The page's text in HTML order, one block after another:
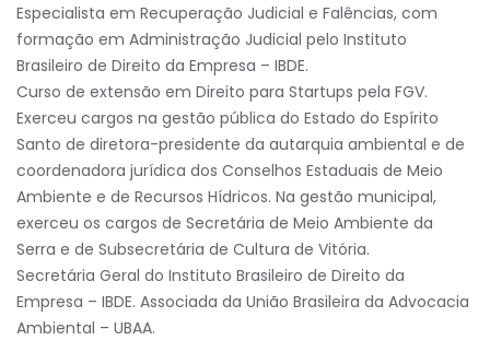
Especialista em Recuperação Judicial e Falências, com
formação em Administração Judicial pelo Instituto
Brasileiro de Direito da Empresa – IBDE.
Curso de extensão em Direito para Startups pela FGV.
Exerceu cargos na gestão pública do Estado do Espírito
Santo de diretora-presidente da autarquia ambiental e de
coordenadora jurídica dos Conselhos Estaduais de Meio
Ambiente e de Recursos Hídricos. Na gestão municipal,
exerceu os cargos de Secretária de Meio Ambiente da
Serra e de Subsecretária de Cultura de Vitória.
Secretária Geral do Instituto Brasileiro de Direito da
Empresa – IBDE. Associada da União Brasileira da Advocacia
Ambiental – UBAA.